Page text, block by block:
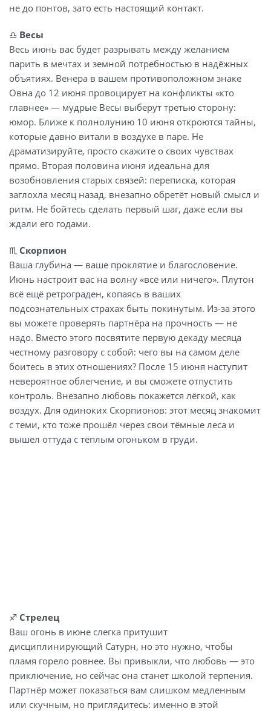
не до понтов, зато есть настоящий контакт.
♎ Весы
Весь июнь вас будет разрывать между желанием
парить в мечтах и земной потребностью в надёжных
объятиях. Венера в вашем противоположном знаке
Овна до 12 июня провоцирует на конфликты «кто
главнее» — мудрые Весы выберут третью сторону:
юмор. Ближе к полнолунию 10 июня откроются тайны,
которые давно витали в воздухе в паре. Не
драматизируйте, просто скажите о своих чувствах
прямо. Вторая половина июня идеальна для
возобновления старых связей: переписка, которая
заглохла месяц назад, внезапно обретёт новый смысл и
ритм. Не бойтесь сделать первый шаг, даже если вы
ждали его годами.
♏ Скорпион
Ваша глубина — ваше проклятие и благословение.
Июнь настроит вас на волну «всё или ничего». Плутон
всё ещё ретрограден, копаясь в ваших
подсознательных страхах быть покинутым. Из-за этого
вы можете проверять партнёра на прочность — не
надо. Вместо этого посвятите первую декаду месяца
честному разговору с собой: чего вы на самом деле
боитесь в этих отношениях? После 15 июня наступит
невероятное облегчение, и вы сможете отпустить
контроль. Внезапно любовь покажется лёгкой, как
воздух. Для одиноких Скорпионов: этот месяц знакомит
с теми, кто тоже прошёл через свои тёмные леса и
вышел оттуда с тёплым огоньком в груди.
♐ Стрелец
Ваш огонь в июне слегка притушит
дисциплинирующий Сатурн, но это нужно, чтобы
пламя горело ровнее. Вы привыкли, что любовь — это
приключение, но сейчас она станет школой терпения.
Партнёр может показаться вам слишком медленным
или скучным, но приглядитесь: именно в этой